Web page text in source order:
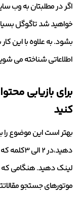
اگر در مطلبتان به وب
خواهید شد تاگوگل
بشود. به علاوه با این
اطلاعاتی شناخته می
برای بازیابی
کنید
بهتر است این موضوع را
دهید،در
لینک دهید. هنگامی که
موتورهای جستجو